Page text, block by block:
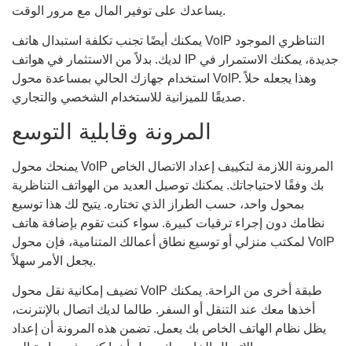
يساعدك على توفير المال مع مرور الوقت.
يمكنك أيضًا تجنب تكلفة استبدال هاتف VoIP التناظري الموجود
لديك. بدلاً من الاستثمار في هواتف IP جديدة، يمكنك الاستمرار في
استخدام جهازك الحالي بمساعدة محول VoIP. وهذا يجعله حلاً
صديقًا للميزانية للاستخدام الشخصي والتجاري.
المرونة وقابلية التوسع
يمنحك محول VoIP المرونة اللازمة لتكييف إعداد الاتصال الخاص
بك وفقًا لاحتياجاتك. يمكنك توصيل العديد من الهواتف التناظرية
بمحول واحد، حسب الطراز الذي تختاره. يتيح لك هذا توسيع
نظامك دون إجراء ترقيات كبيرة. سواء كنت تقوم بإضافة هاتف
لمكتب منزلي أو توسيع نطاق أعمالك المتنامية، فإن محول VoIP
يجعل الأمر سهلاً.
تضيف إمكانية نقل محول VoIP طبقة أخرى من الراحة. يمكنك
أخذها معك عند التنقل أو السفر. طالما لديك اتصال بالإنترنت،
يظل نظام الهاتف الخاص بك يعمل. تضمن هذه المرونة أن إعداد